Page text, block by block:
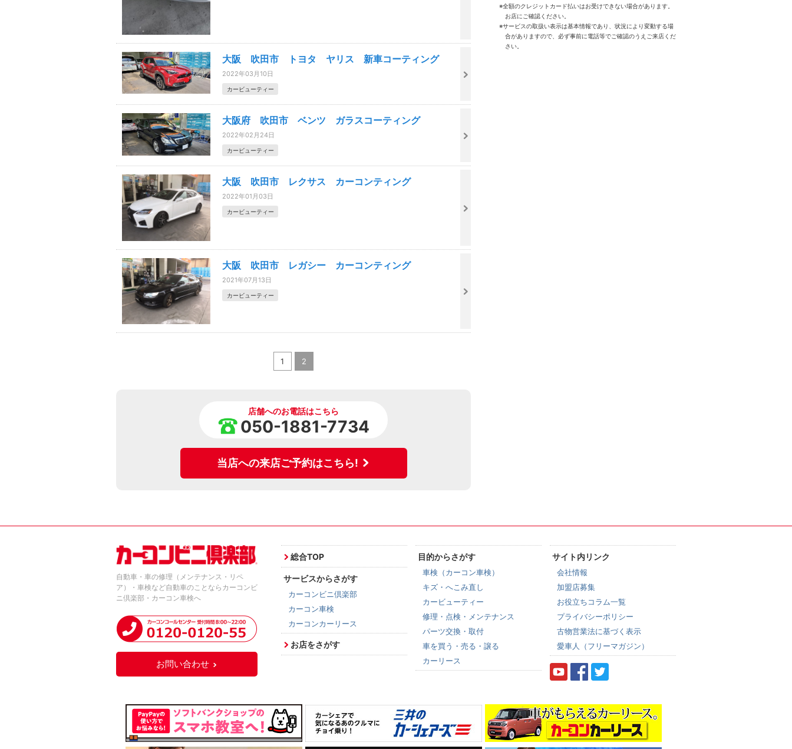
大阪 吹田市 トヨタ ヤリス 新車コーティング
2022年03月10日
カービューティー
大阪府 吹田市 ベンツ ガラスコーティング
2022年02月24日
カービューティー
大阪 吹田市 レクサス カーコンティング
2022年01月03日
カービューティー
大阪 吹田市 レガシー カーコンティング
2021年07月13日
カービューティー
1 2
店舗へのお電話はこちら
050-1881-7734
当店への来店ご予約はこちら!
※全額のクレジットカード払いはお受けできない場合があります。
お店にご確認ください。
※サービスの取扱い表示は基本情報であり、状況により変動する場
合がありますので、必ず事前に電話等でご確認のうえご来店くだ
さい。
自動車・車の修理（メンテナンス・リペ
ア）・車検など自動車のことならカーコンビ
ニ倶楽部・カーコン車検へ
お問い合わせ
総合TOP
サービスからさがす
カーコンビニ倶楽部
カーコン車検
カーコンカーリース
お店をさがす
目的からさがす
車検（カーコン車検）
キズ・へこみ直し
カービューティー
修理・点検・メンテナンス
パーツ交換・取付
車を買う・売る・譲る
カーリース
サイト内リンク
会社情報
加盟店募集
お役立ちコラム一覧
プライバシーポリシー
古物営業法に基づく表示
愛車人（フリーマガジン）